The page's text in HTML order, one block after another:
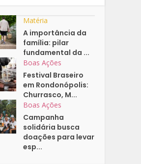
Matéria
A importância da
família: pilar
fundamental da ...
Boas Ações
Festival Braseiro
em Rondonópolis:
Churrasco, M...
Boas Ações
Campanha
solidária busca
doações para levar
esp...